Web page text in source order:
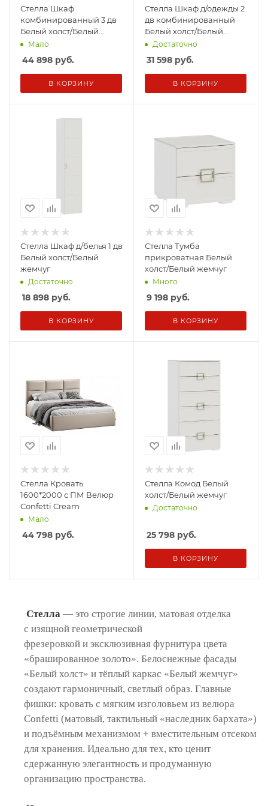
Стелла Шкаф
комбинированный 3 дв
Белый холст/Белый
жемчуг
Мало
44 898 руб.
В КОРЗИНУ
Стелла Шкаф д/одежды 2
дв комбинированный
Белый холст/Белый
жемчуг/
Достаточно
31 598 руб.
В КОРЗИНУ
Стелла Шкаф д/белья 1 дв
Белый холст/Белый
жемчуг
Достаточно
18 898 руб.
В КОРЗИНУ
Стелла Тумба
прикроватная Белый
холст/Белый жемчуг
Много
9 198 руб.
В КОРЗИНУ
Стелла Кровать
1600*2000 с ПМ Велюр
Confetti Cream
Мало
44 798 руб.
Стелла Комод Белый
холст/Белый жемчуг
Достаточно
25 798 руб.
В КОРЗИНУ
Стелла — это строгие линии, матовая отделка
с изящной геометрической
фрезеровкой и эксклюзивная фурнитура цвета
«брашированное золото». Белоснежные фасады
«Белый холст» и тёплый каркас «Белый жемчуг»
создают гармоничный, светлый образ. Главные
фишки: кровать с мягким изголовьем из велюра
Confetti (матовый, тактильный «наследник бархата»)
и подъёмным механизмом + вместительным отсеком
для хранения. Идеально для тех, кто ценит
сдержанную элегантность и продуманную
организацию пространства.